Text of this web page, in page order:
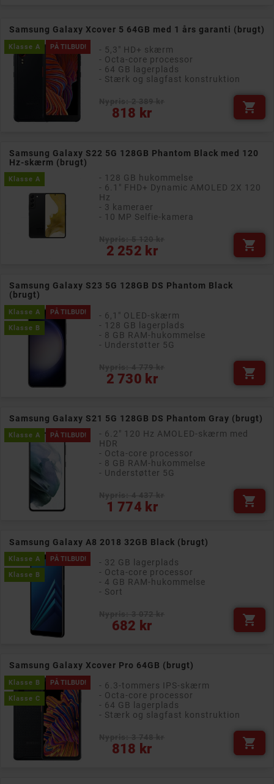
Samsung Galaxy Xcover 5 64GB med 1 års garanti (brugt)
PÅ TILBUD!
Klasse A
- 5,3" HD+ skærm
- Octa-core processor
- 64 GB lagerplads
- Stærk og slagfast konstruktion
818 kr
Pris 
Samsung Galaxy S22 5G 128GB Phantom Black med 120
Hz-skærm (brugt)
Klasse A
- 128 GB hukommelse
- 6.1" FHD+ Dynamic AMOLED 2X 120
Hz
- 3 kameraer
- 10 MP Selfie-kamera
2 252 kr
Pris 
Samsung Galaxy S23 5G 128GB DS Phantom Black
(brugt)
PÅ TILBUD!
Klasse A
Klasse B
- 6,1" OLED-skærm
- 128 GB lagerplads
- 8 GB RAM-hukommelse
- Understøtter 5G
2 730 kr
Pris 
Samsung Galaxy S21 5G 128GB DS Phantom Gray (brugt)
PÅ TILBUD!
Klasse A
- 6.2" 120 Hz AMOLED-skærm med
HDR
- Octa-core processor
- 8 GB RAM-hukommelse
- Understøtter 5G
1 774 kr
Pris 
Samsung Galaxy A8 2018 32GB Black (brugt)
PÅ TILBUD!
Klasse A
Klasse B
- 32 GB lagerplads
- Octa-core processor
- 4 GB RAM-hukommelse
- Sort
682 kr
Pris 
Samsung Galaxy Xcover Pro 64GB (brugt)
PÅ TILBUD!
Klasse B
Klasse C
- 6.3-tommers IPS-skærm
- Octa-core processor
- 64 GB lagerplads
- Stærk og slagfast konstruktion
818 kr
Pris 